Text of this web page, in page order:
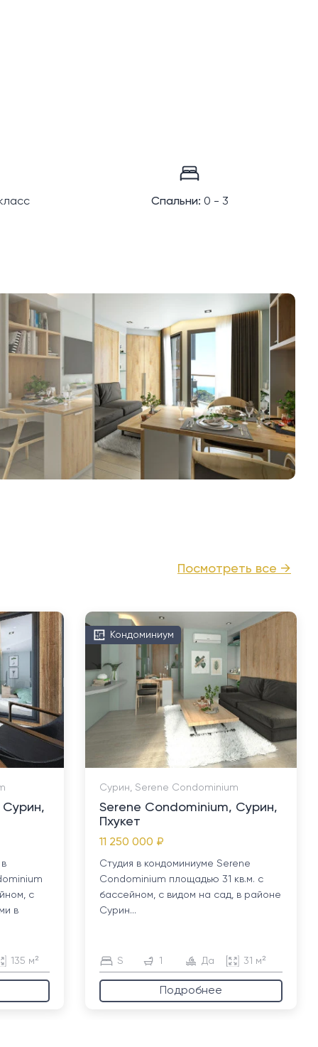
Спальни: 0 - 3
Посмотреть все →
Сурин,
с
в
135 м²
Кондоминиум
Сурин, Serene Condominium
Serene Condominium, Сурин,
Пхукет
11 250 000 ₽
Студия в кондоминиуме Serene
Condominium площадью 31 кв.м. с
бассейном, с видом на сад, в районе
Сурин...
S 1 Да 31 м²
Подробнее